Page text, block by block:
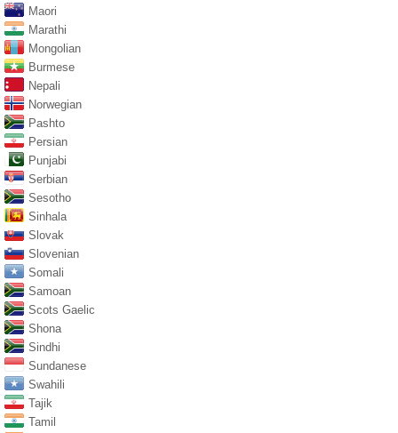
Maori
Marathi
Mongolian
Burmese
Nepali
Norwegian
Pashto
Persian
Punjabi
Serbian
Sesotho
Sinhala
Slovak
Slovenian
Somali
Samoan
Scots Gaelic
Shona
Sindhi
Sundanese
Swahili
Tajik
Tamil